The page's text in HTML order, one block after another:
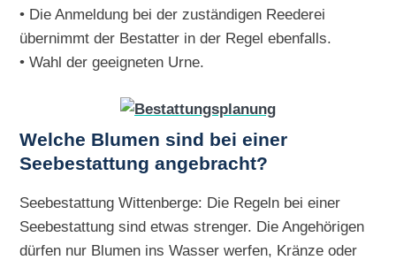
• Die Anmeldung bei der zuständigen Reederei
übernimmt der Bestatter in der Regel ebenfalls.
• Wahl der geeigneten Urne.
Welche Blumen sind bei einer
Seebestattung angebracht?
Seebestattung Wittenberge: Die Regeln bei einer
Seebestattung sind etwas strenger. Die Angehörigen
dürfen nur Blumen ins Wasser werfen, Kränze oder